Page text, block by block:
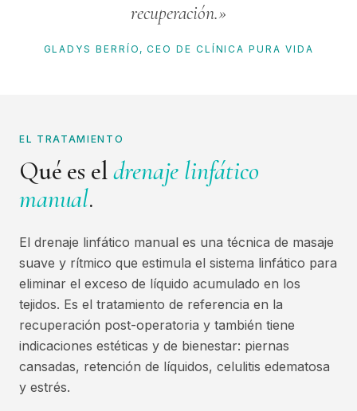
recuperación.»
GLADYS BERRÍO, CEO DE CLÍNICA PURA VIDA
EL TRATAMIENTO
Qué es eldrenaje linfático
manual.
El drenaje linfático manual es una técnica de masaje
suave y rítmico que estimula el sistema linfático para
eliminar el exceso de líquido acumulado en los
tejidos. Es el tratamiento de referencia en la
recuperación post-operatoria y también tiene
indicaciones estéticas y de bienestar: piernas
cansadas, retención de líquidos, celulitis edematosa
y estrés.